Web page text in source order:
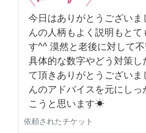
今日はありがとうございま
んの人柄もよく説明もと
す^^ 漠然と老後に対して不
具体的な数字やどう対策し
て頂きありがとうございま
んのアドバイスを元にし
こうと思います☀︎
依頼されたチケット